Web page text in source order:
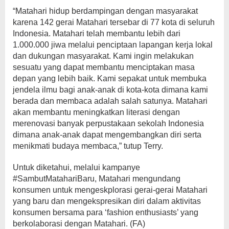
“Matahari hidup berdampingan dengan masyarakat
karena 142 gerai Matahari tersebar di 77 kota di seluruh
Indonesia. Matahari telah membantu lebih dari
1.000.000 jiwa melalui penciptaan lapangan kerja lokal
dan dukungan masyarakat. Kami ingin melakukan
sesuatu yang dapat membantu menciptakan masa
depan yang lebih baik. Kami sepakat untuk membuka
jendela ilmu bagi anak-anak di kota-kota dimana kami
berada dan membaca adalah salah satunya. Matahari
akan membantu meningkatkan literasi dengan
merenovasi banyak perpustakaan sekolah Indonesia
dimana anak-anak dapat mengembangkan diri serta
menikmati budaya membaca,” tutup Terry.
Untuk diketahui, melalui kampanye
#SambutMatahariBaru, Matahari mengundang
konsumen untuk mengeskplorasi gerai-gerai Matahari
yang baru dan mengekspresikan diri dalam aktivitas
konsumen bersama para ‘fashion enthusiasts’ yang
berkolaborasi dengan Matahari. (FA)